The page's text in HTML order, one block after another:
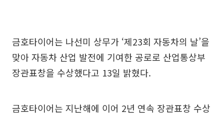
금호타이어는 나선미 상무가 ‘제23회 자동차의 날’을
맞아 자동차 산업 발전에 기여한 공로로 산업통상부
장관표창을 수상했다고 13일 밝혔다.
금호타이어는 지난해에 이어 2년 연속 장관표창 수상